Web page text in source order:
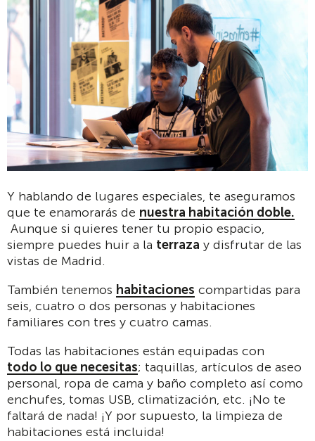
Y hablando de lugares especiales, te aseguramos
que te enamorarás de nuestra habitación doble.
Aunque si quieres tener tu propio espacio,
siempre puedes huir a la terraza y disfrutar de las
vistas de Madrid.
También tenemos habitaciones compartidas para
seis, cuatro o dos personas y habitaciones
familiares con tres y cuatro camas.
Todas las habitaciones están equipadas con
todo lo que necesitas; taquillas, artículos de aseo
personal, ropa de cama y baño completo así como
enchufes, tomas USB, climatización, etc. ¡No te
faltará de nada! ¡Y por supuesto, la limpieza de
habitaciones está incluida!